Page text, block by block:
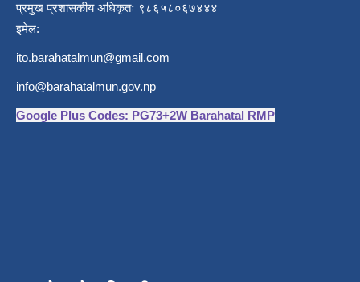
प्रमुख प्रशासकीय अधिकृतः ९८६५८०६७४४४
इमेल:
ito.barahatalmun@gmail.com
info@barahatalmun.gov.np
Google Plus Codes: PG73+2W Barahatal RMP